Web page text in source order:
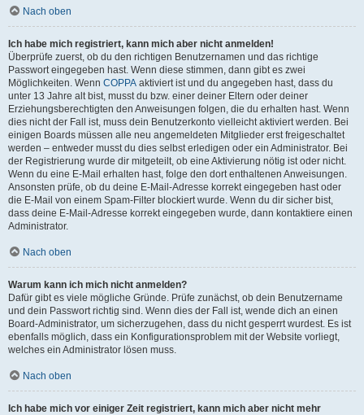
Nach oben
Ich habe mich registriert, kann mich aber nicht anmelden!
Überprüfe zuerst, ob du den richtigen Benutzernamen und das richtige
Passwort eingegeben hast. Wenn diese stimmen, dann gibt es zwei
Möglichkeiten. Wenn COPPA aktiviert ist und du angegeben hast, dass du
unter 13 Jahre alt bist, musst du bzw. einer deiner Eltern oder deiner
Erziehungsberechtigten den Anweisungen folgen, die du erhalten hast. Wenn
dies nicht der Fall ist, muss dein Benutzerkonto vielleicht aktiviert werden. Bei
einigen Boards müssen alle neu angemeldeten Mitglieder erst freigeschaltet
werden – entweder musst du dies selbst erledigen oder ein Administrator. Bei
der Registrierung wurde dir mitgeteilt, ob eine Aktivierung nötig ist oder nicht.
Wenn du eine E-Mail erhalten hast, folge den dort enthaltenen Anweisungen.
Ansonsten prüfe, ob du deine E-Mail-Adresse korrekt eingegeben hast oder
die E-Mail von einem Spam-Filter blockiert wurde. Wenn du dir sicher bist,
dass deine E-Mail-Adresse korrekt eingegeben wurde, dann kontaktiere einen
Administrator.
Nach oben
Warum kann ich mich nicht anmelden?
Dafür gibt es viele mögliche Gründe. Prüfe zunächst, ob dein Benutzername
und dein Passwort richtig sind. Wenn dies der Fall ist, wende dich an einen
Board-Administrator, um sicherzugehen, dass du nicht gesperrt wurdest. Es ist
ebenfalls möglich, dass ein Konfigurationsproblem mit der Website vorliegt,
welches ein Administrator lösen muss.
Nach oben
Ich habe mich vor einiger Zeit registriert, kann mich aber nicht mehr